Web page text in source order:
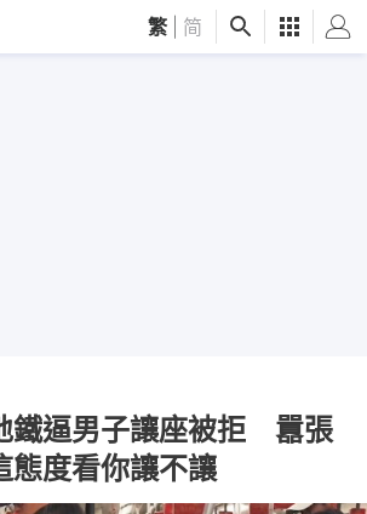
繁 简
鐵逼男子讓座被拒 囂張
態度看你讓不讓